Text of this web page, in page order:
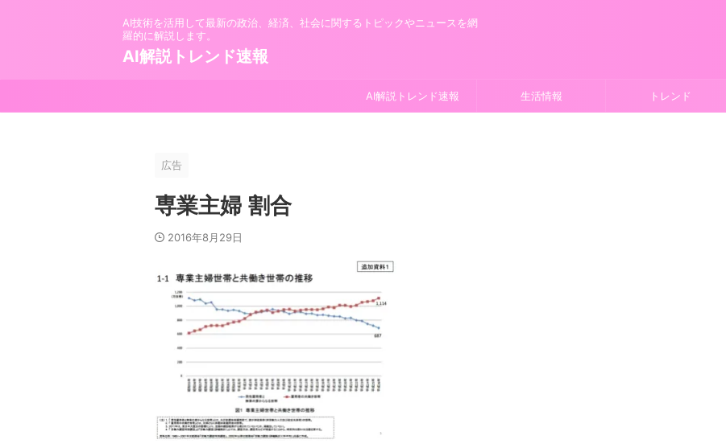
AI技術を活用して最新の政治、経済、社会に関するトピックやニュースを網
羅的に解説します。
AI解説トレンド速報
AI解説トレンド速報 生活情報 トレンド
広告
専業主婦 割合
2016年8月29日